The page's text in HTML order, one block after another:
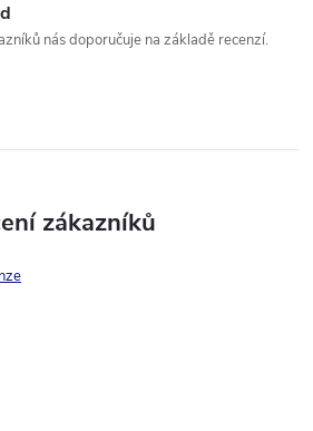
nás doporučuje na základě recenzí.
zákazníků